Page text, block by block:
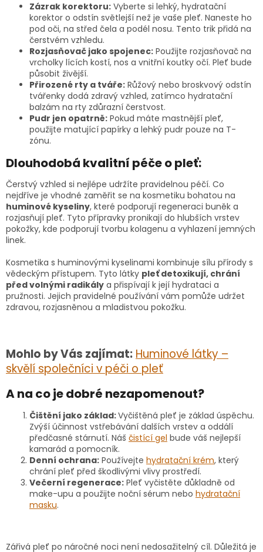
Zázrak korektoru: Vyberte si lehký, hydratační
korektor o odstín světlejší než je vaše pleť. Naneste ho
pod oči, na střed čela a podél nosu. Tento trik přidá na
čerstvém vzhledu.
Rozjasňovač jako spojenec: Použijte rozjasňovač na
vrcholky lících kostí, nos a vnitřní koutky očí. Pleť bude
působit živější.
Přirozené rty a tváře: Růžový nebo broskvový odstín
tvářenky dodá zdravý vzhled, zatímco hydratační
balzám na rty zdůrazní čerstvost.
Pudr jen opatrně: Pokud máte mastnější pleť,
použijte matující papírky a lehký pudr pouze na T-
zónu.
Dlouhodobá kvalitní péče o pleť:
Čerstvý vzhled si nejlépe udržíte pravidelnou péčí. Co
nejdříve je vhodné zaměřit se na kosmetiku bohatou na
huminové kyseliny, které podporují regeneraci buněk a
rozjasňují pleť. Tyto přípravky pronikají do hlubších vrstev
pokožky, kde podporují tvorbu kolagenu a vyhlazení jemných
linek.
Kosmetika s huminovými kyselinami kombinuje sílu přírody s
vědeckým přístupem. Tyto látky pleť detoxikují, chrání
před volnými radikály a přispívají k její hydrataci a
pružnosti. Jejich pravidelné používání vám pomůže udržet
zdravou, rozjasněnou a mladistvou pokožku.
Mohlo by Vás zajímat: Huminové látky –
skvělí společníci v péči o pleť
A na co je dobré nezapomenout?
Čištění jako základ:Vyčištěná pleť je základ úspěchu.
Zvýší účinnost vstřebávání dalších vrstev a oddálí
předčasné stárnutí. Náš čistící gel bude váš nejlepší
kamarád a pomocník.
Denní ochrana: Používejte hydratační krém, který
chrání pleť před škodlivými vlivy prostředí.
Večerní regenerace: Pleť vyčistěte důkladně od
make-upu a použijte noční sérum nebo hydratační
masku.
Zářivá pleť po náročné noci není nedosažitelný cíl. Důležitá je